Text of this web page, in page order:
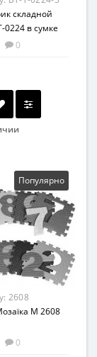
складной
0224 в сумке
3) 0
группа
Популярно
2608
M 2608
0